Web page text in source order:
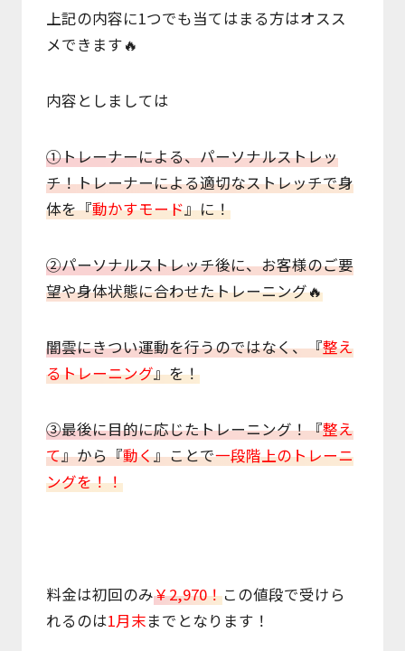
上記の内容に1つでも当てはまる方はオスス
メできます🔥
内容としましては
①トレーナーによる、パーソナルストレッ
チ！トレーナーによる適切なストレッチで身
体を『動かすモード』に！
②パーソナルストレッチ後に、お客様のご要
望や身体状態に合わせたトレーニング🔥
闇雲にきつい運動を行うのではなく、『整え
るトレーニング』を！
③最後に目的に応じたトレーニング！『整え
て』から『動く』ことで一段階上のトレーニ
ングを！！
料金は初回のみ￥2,970！この値段で受けら
れるのは1月末までとなります！